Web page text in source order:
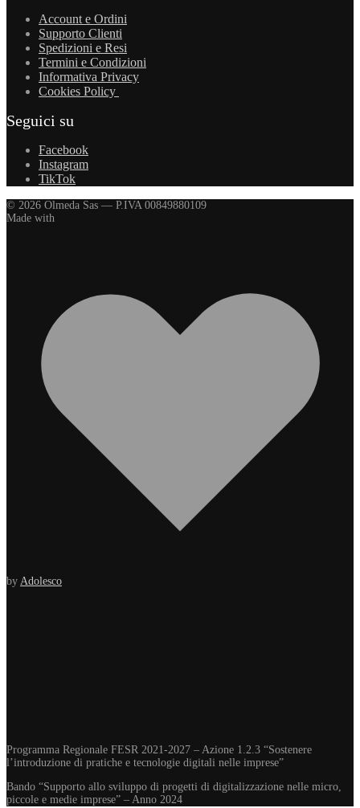
Account e Ordini
Supporto Clienti
Spedizioni e Resi
Termini e Condizioni
Informativa Privacy
Cookies Policy
Seguici su
Facebook
Instagram
TikTok
© 2026 Olmeda Sas — P.IVA 00849880109
Made with
by Adolesco
Programma Regionale FESR 2021-2027 – Azione 1.2.3 “Sostenere
l’introduzione di pratiche e tecnologie digitali nelle imprese”
Bando “Supporto allo sviluppo di progetti di digitalizzazione nelle micro,
piccole e medie imprese” – Anno 2024